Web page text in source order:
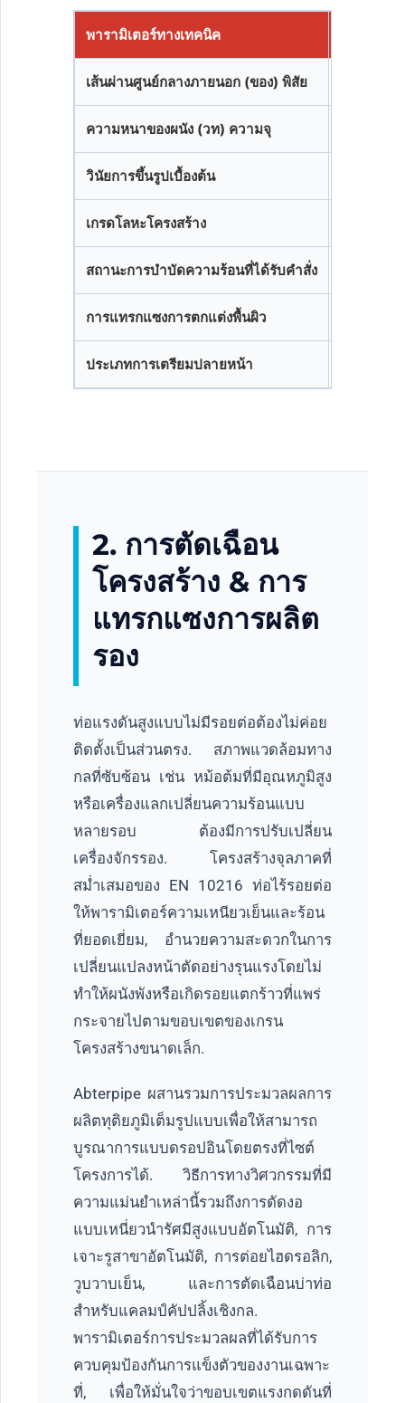
พารามิเตอร์ทางเทคนิค
เส้นผ่านศูนย์กลางภายนอก (ของ) พิสัย
ความหนาของผนัง (วท) ความจุ
วินัยการขึ้นรูปเบื้องต้น
เกรดโลหะโครงสร้าง
สถานะการบำบัดความร้อนที่ได้รับคำสั่ง
การแทรกแซงการตกแต่งพื้นผิว
ประเภทการเตรียมปลายหน้า
2. การตัดเฉือน
โครงสร้าง & การ
แทรกแซงการผลิต
รอง
ท่อแรงดันสูงแบบไม่มีรอยต่อต้องไม่ค่อย
ติดตั้งเป็นส่วนตรง. สภาพแวดล้อมทาง
กลที่ซับซ้อน เช่น หม้อต้มที่มีอุณหภูมิสูง
หรือเครื่องแลกเปลี่ยนความร้อนแบบ
หลายรอบ ต้องมีการปรับเปลี่ยน
เครื่องจักรรอง. โครงสร้างจุลภาคที่
สม่ำเสมอของ EN 10216 ท่อไร้รอยต่อ
ให้พารามิเตอร์ความเหนียวเย็นและร้อน
ที่ยอดเยี่ยม, อำนวยความสะดวกในการ
เปลี่ยนแปลงหน้าตัดอย่างรุนแรงโดยไม่
ทำให้ผนังพังหรือเกิดรอยแตกร้าวที่แพร่
กระจายไปตามขอบเขตของเกรน
โครงสร้างขนาดเล็ก.
Abterpipe ผสานรวมการประมวลผลการ
ผลิตทุติยภูมิเต็มรูปแบบเพื่อให้สามารถ
บูรณาการแบบดรอปอินโดยตรงที่ไซต์
โครงการได้. วิธีการทางวิศวกรรมที่มี
ความแม่นยำเหล่านี้รวมถึงการดัดงอ
แบบเหนี่ยวนำรัศมีสูงแบบอัตโนมัติ, การ
เจาะรูสาขาอัตโนมัติ, การต่อยไฮดรอลิก,
วูบวาบเย็น, และการตัดเฉือนบ่าท่อ
สำหรับแคลมป์คัปปลิ้งเชิงกล.
พารามิเตอร์การประมวลผลที่ได้รับการ
ควบคุมป้องกันการแข็งตัวของงานเฉพาะ
ที่, เพื่อให้มั่นใจว่าขอบเขตแรงกดดันที่